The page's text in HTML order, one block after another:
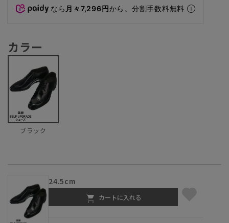
なら 月々7,296円から。分割手数料無料
カラー
ブラック
24.5cm
カートに入れる